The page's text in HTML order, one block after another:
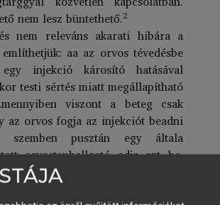
nem lesz büntethető.2
nem releváns akarati hibára a
aa az orvos tévedésbe
injekció károsító hatásával
testi sértés miatt megállapítható
viszont a beteg csak
az orvos fogja az injekciót beadni
pusztán egy általa
orvostanhallgató adja azt be,
joghatályosnak kell tekinteni,
vonhatóság kizárt.